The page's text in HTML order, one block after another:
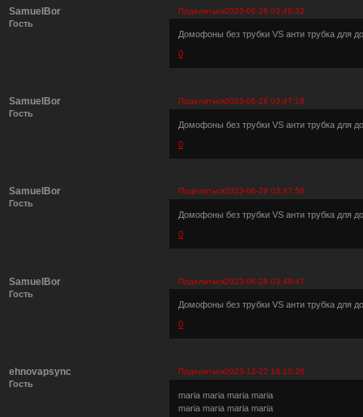
Поделиться2023-06-28 03:46:32
SamuelBor
Гость
Домофоны без трубки VS анти трубка для
0
Поделиться2023-06-28 03:47:18
SamuelBor
Гость
Домофоны без трубки VS анти трубка для
0
Поделиться2023-06-28 03:47:56
SamuelBor
Гость
Домофоны без трубки VS анти трубка для
0
Поделиться2023-06-28 03:48:47
SamuelBor
Гость
Домофоны без трубки VS анти трубка для
0
Поделиться2023-12-22 18:10:26
ehnovapsync
Гость
maria maria maria maria
maria maria maria maria